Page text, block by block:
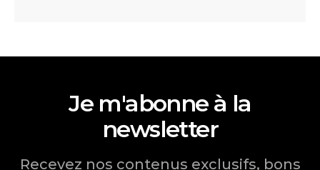
Je m'abonne à la
newsletter
Recevez nos contenus exclusifs, bons